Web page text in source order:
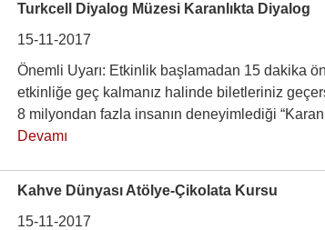
Turkcell Diyalog Müzesi Karanlıkta Diyalog
15-11-2017
Önemli Uyarı: Etkinlik başlamadan 15 dakika
etkinliğe geç kalmanız halinde biletleriniz
8 milyondan fazla insanın deneyimlediği
Devamı
Kahve Dünyası Atölye-Çikolata Kursu
15-11-2017